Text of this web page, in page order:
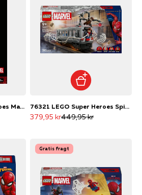
76344 LEGO Super Heroes Marvel Iron Man Mark 3 – samlerudgave 76321 LEGO Super Heroes Spider-Man mod Doc Ock – metrotog-scene
379,95 kr449,95 kr
Gratis fragt